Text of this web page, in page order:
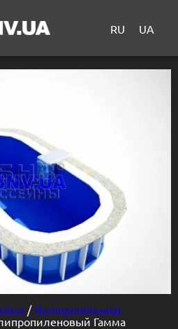
RU UA
/ Поліпропіленові
Гамма